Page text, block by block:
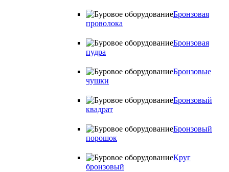
Бронзовая
проволока
Бронзовая
пудра
Бронзовые
чушки
Бронзовый
квадрат
Бронзовый
порошок
Круг
бронзовый